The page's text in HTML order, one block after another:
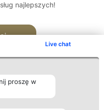
Live chat
proszę w
najlepszych!
Kontakt